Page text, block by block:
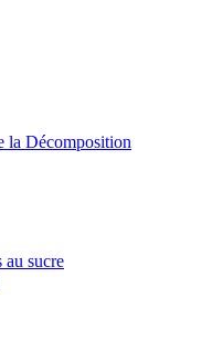
la Décomposition
au sucre